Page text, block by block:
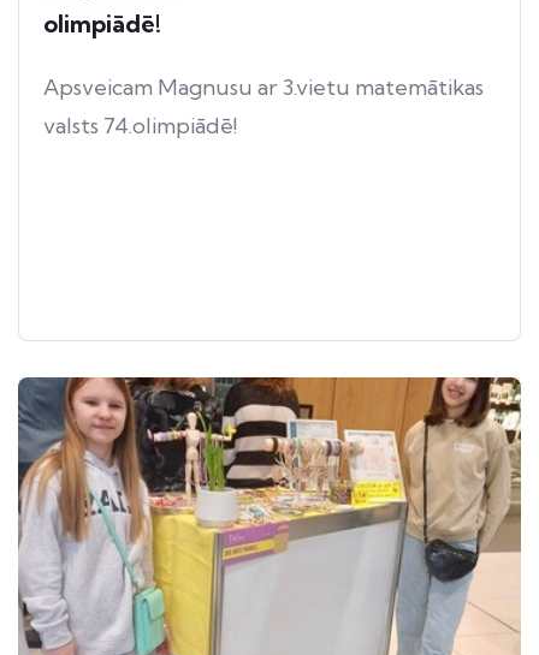
olimpiādē!
Apsveicam Magnusu ar 3.vietu matemātikas
valsts 74.olimpiādē!